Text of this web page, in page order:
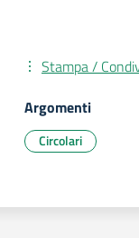
Stampa /
Argomenti
Circolari